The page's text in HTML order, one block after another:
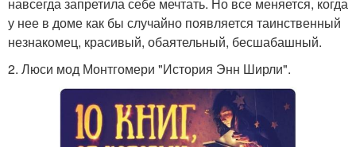
у нее в доме как бы случайно появляется таинственный
незнакомец, красивый, обаятельный, бесшабашный.
2. Люси мод Монтгомери "История Энн Ширли".